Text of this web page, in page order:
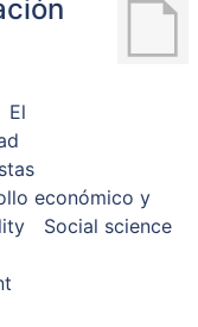
El
económico y
Social science